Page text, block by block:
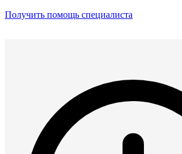
Получить помощь специалиста